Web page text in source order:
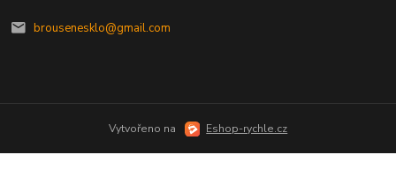
brousenesklo@gmail.com
Vytvořeno na Eshop-rychle.cz